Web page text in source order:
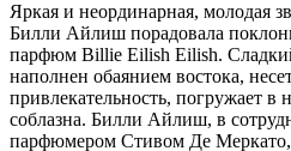
Яркая и неординарная, молодая
Билли Айлиш порадовала
парфюм Billie Eilish Eilish.
наполнен обаянием востока,
привлекательность, погружает в
соблазна. Билли Айлиш, в
парфюмером Стивом Де Меркато,